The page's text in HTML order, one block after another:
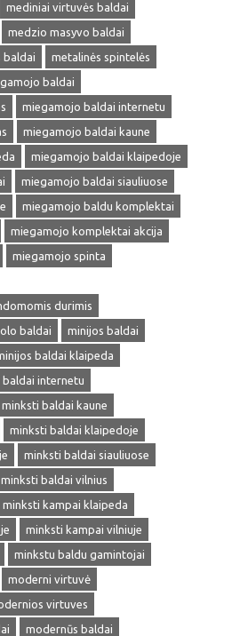
mediniai virtuvės baldai
medzio masyvo baldai
baldai
metalinės spintelės
baldai
miegamojo baldai internetu
miegamojo baldai kaune
miegamojo baldai klaipedoje
miegamojo baldai siauliuose
miegamojo baldu komplektai
miegamojo komplektai akcija
miegamojo spinta
durimis
baldai
minijos baldai
baldai klaipeda
baldai internetu
minksti baldai kaune
minksti baldai klaipedoje
minksti baldai siauliuose
minksti baldai vilnius
minksti kampai klaipeda
minksti kampai vilniuje
minkstu baldu gamintojai
moderni virtuvė
virtuves
modernūs baldai